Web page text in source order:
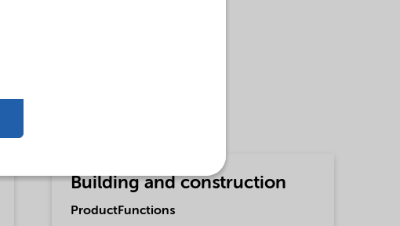
Building and construction
ProductFunctions